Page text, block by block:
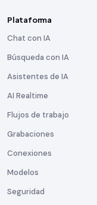
Plataforma
Chat con IA
Búsqueda con IA
Asistentes de IA
AI Realtime
Flujos de trabajo
Grabaciones
Conexiones
Modelos
Seguridad